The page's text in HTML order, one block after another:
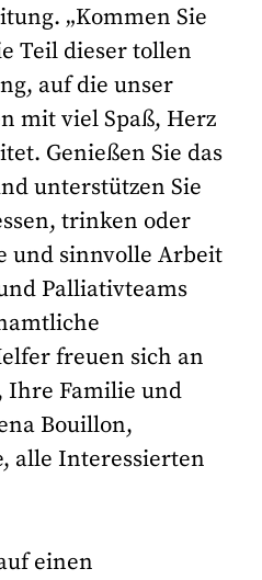
„Kommen Sie
Teil dieser tollen
auf die unser
mit viel Spaß, Herz
Genießen Sie das
unterstützen Sie
trinken oder
und sinnvolle Arbeit
Palliativteams
freuen sich an
Ihre Familie und
Bouillon,
alle Interessierten
einen